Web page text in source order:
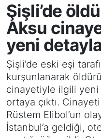
Şişli’de
Aksu
yeni
Şişli’de eski eşi
kurşunlanarak
cinayetiyle ilgili
ortaya çıktı.
Rüstem Elibol’un
İstanbul’a geldiği,
SPOR
GÜNÜN MANŞETİ
DÜNYA
KÜLTÜR - SANAT
MAGAZİN
SAĞLIK
Mersin Namaz
Mersin Trafik
Süper Lig Puan
Tüm Manşetler
Son Dakika
Haber Arşivi